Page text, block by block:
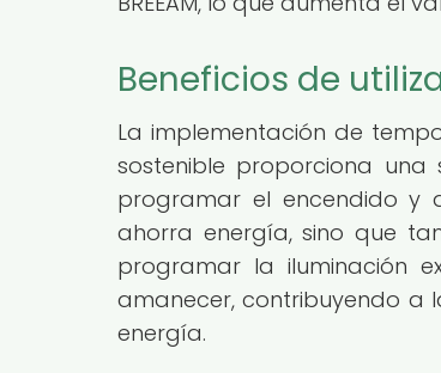
Beneficios de
La implementación de
sostenible proporciona una
programar el encendido y
ahorra energía, sino que
programar la iluminación
amanecer, contribuyendo a
energía.